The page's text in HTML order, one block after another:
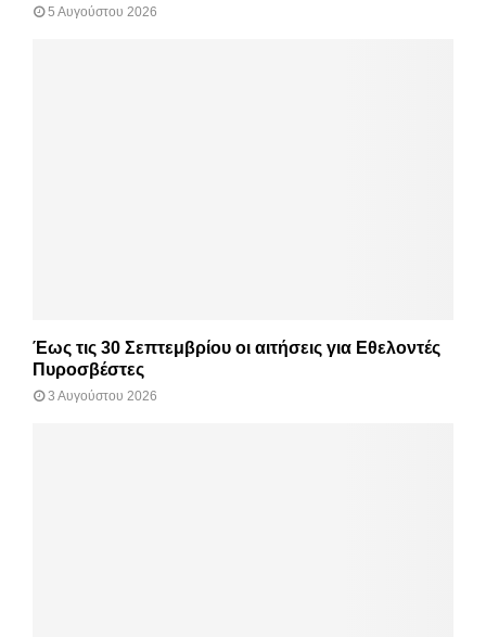
5 Αυγούστου 2026
Έως τις 30 Σεπτεμβρίου οι αιτήσεις για Εθελοντές
Πυροσβέστες
3 Αυγούστου 2026